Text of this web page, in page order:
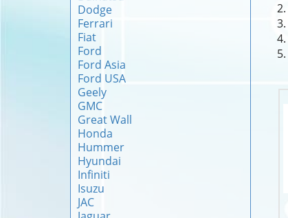
Dodge
Ferrari
Fiat
Ford
Ford Asia
Ford USA
Geely
GMC
Great Wall
Honda
Hummer
Hyundai
Infiniti
Isuzu
JAC